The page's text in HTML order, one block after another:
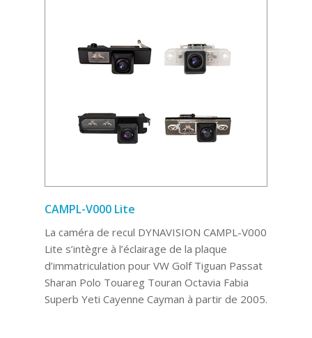
CAMPL-V000 Lite
La caméra de recul DYNAVISION CAMPL-V000
Lite s’intègre à l’éclairage de la plaque
d’immatriculation pour VW Golf Tiguan Passat
Sharan Polo Touareg Touran Octavia Fabia
Superb Yeti Cayenne Cayman à partir de 2005.